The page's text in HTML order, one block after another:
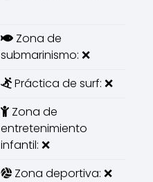
Zona de
submarinismo: ❌
Práctica de surf: ❌
Zona de
entretenimiento
infantil: ❌
Zona deportiva: ❌